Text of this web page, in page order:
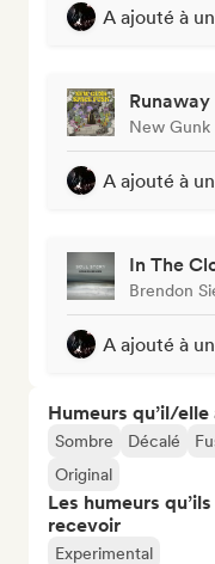
A ajouté à
New Gunk
A ajouté à
In The
Brendon
A ajouté à
Humeurs qu’il/elle
Sombre Décalé
Original
Les humeurs
recevoir
Experimental